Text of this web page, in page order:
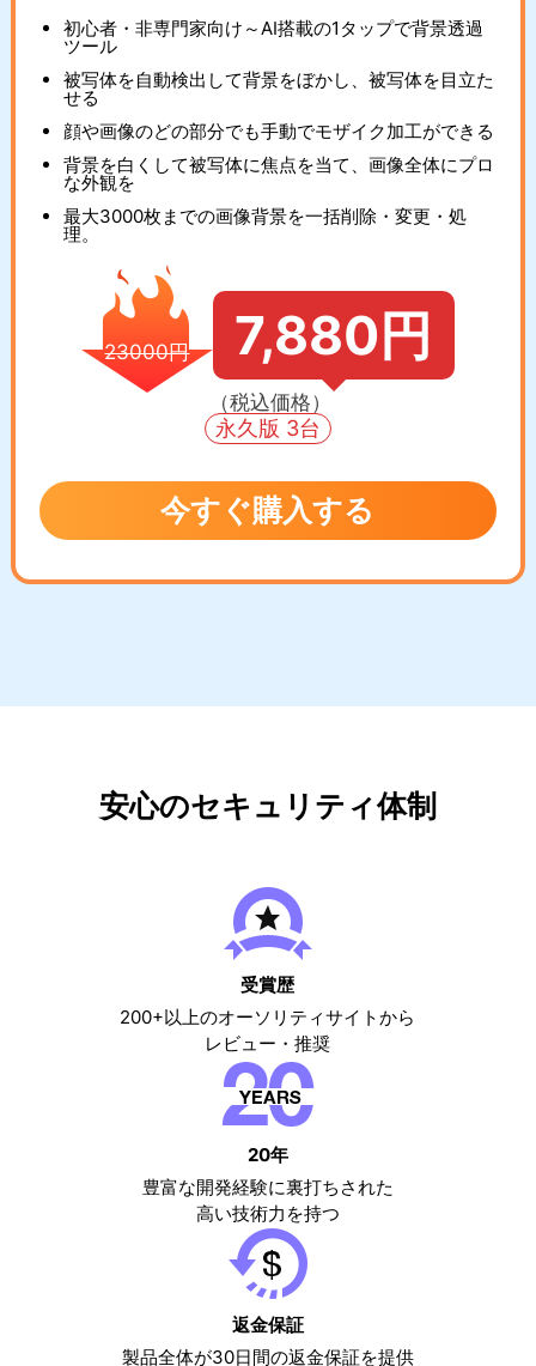
初心者・非専門家向け～AI搭載の1タップで背景透過
ツール
被写体を自動検出して背景をぼかし、被写体を目立た
せる
顔や画像のどの部分でも手動でモザイク加工ができる
背景を白くして被写体に焦点を当て、画像全体にプロ
な外観を
最大3000枚までの画像背景を一括削除・変更・処
理。
23000円 7,880円
（税込価格）
永久版 3台
今すぐ購入する
安心のセキュリティ体制
受賞歴
200+以上のオーソリティサイトから
レビュー・推奨
20年
豊富な開発経験に裏打ちされた
高い技術力を持つ
返金保証
製品全体が30日間の返金保証を提供